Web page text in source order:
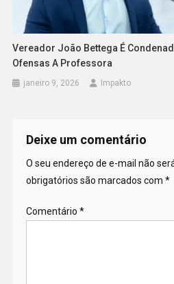
Vereador João Bettega É
Ofensas A Professora
janeiro 9, 2026 Impakto
Deixe um comentário
O seu endereço de e-mail não
obrigatórios são marcados com *
Comentário *